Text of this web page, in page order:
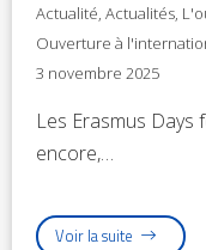
Actualité, Actualités,
Ouverture à
3 novembre 2025
Les Erasmus Days
encore,…
Voir la suite